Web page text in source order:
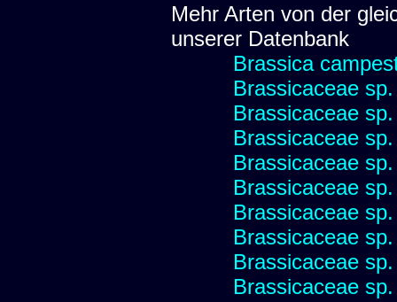
Mehr Arten von der
unserer Datenbank
Brassica
Brassicaceae
Brassicaceae
Brassicaceae
Brassicaceae
Brassicaceae
Brassicaceae
Brassicaceae
Brassicaceae
Brassicaceae